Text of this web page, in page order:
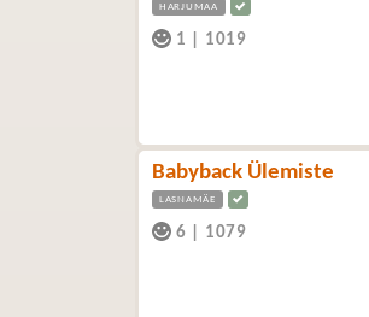
HARJUMAA
1 1019
Babyback Ülemiste
LASNAMÄE
6 1079